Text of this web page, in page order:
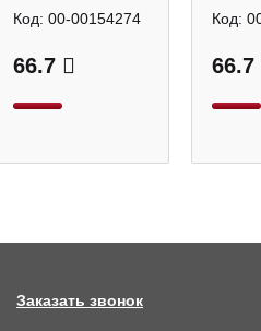
66.7
Код: 00-00154274
66.7
Код:
Заказать звонок